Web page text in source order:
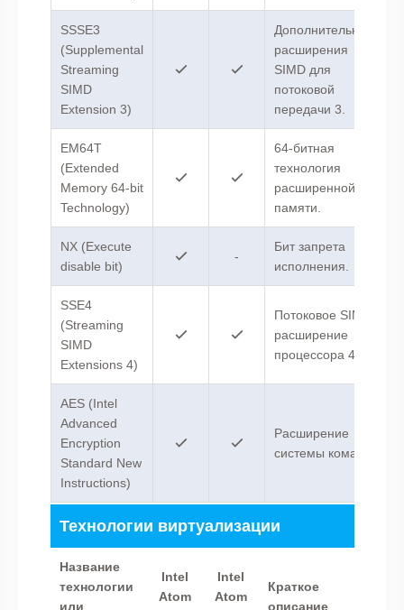
SSSE3
(Supplemental
Streaming
SIMD
Extension 3)
Дополнительные
расширения
SIMD для
потоковой
передачи 3.
EM64T
(Extended
Memory 64-bit
Technology)
64-битная
технология
расширенной
памяти.
NX (Execute
disable bit)
-
Бит запрета
исполнения.
SSE4
(Streaming
SIMD
Extensions 4)
Потоковое SIMD-
расширение
процессора 4.
AES (Intel
Advanced
Encryption
Standard New
Instructions)
Расширение
системы команд.
Технологии виртуализации
Название
технологии
или
Intel
Atom
Intel
Atom
Краткое
описание